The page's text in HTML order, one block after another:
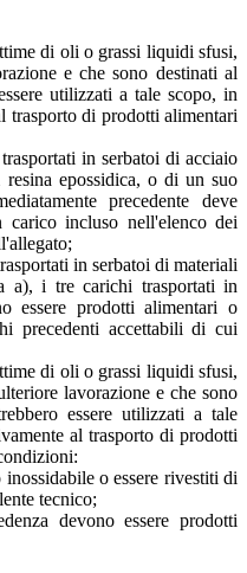
di oli o grassi liquidi sfusi,
e che sono destinati al
utilizzati a tale scopo, in
trasporto di prodotti alimentari
in serbatoi di acciaio
epossidica, o di un suo
precedente deve
carico incluso nell'elenco dei
in serbatoi di materiali
a), i tre carichi trasportati in
essere prodotti alimentari o
precedenti accettabili di cui
di oli o grassi liquidi sfusi,
lavorazione e che sono
essere utilizzati a tale
al trasporto di prodotti
o essere rivestiti di
tecnico;
devono essere prodotti